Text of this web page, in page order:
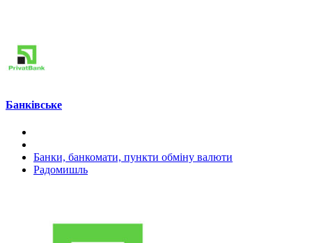
Банківське
Банки, банкомати, пункти обміну валюти
Радомишль